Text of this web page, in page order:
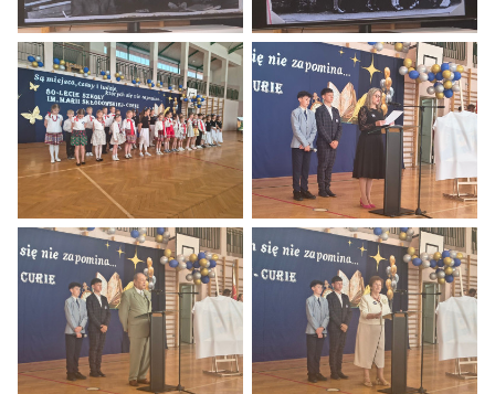
Obchody 80 lecia Szkoły Podstawowej w Baniach.
Obchody 80 lecia Szkoły
Obchody 80 lecia Szkoły Podstawowej w Baniach.
Obchody 80 lecia Szkoły